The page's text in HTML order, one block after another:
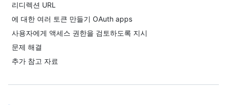
리디렉션 URL
에 대한 여러 토큰 만들기 OAuth apps
사용자에게 액세스 권한을 검토하도록 지시
문제 해결
추가 참고 자료